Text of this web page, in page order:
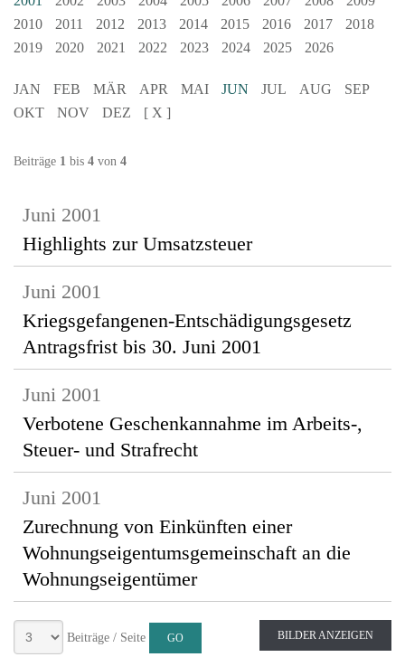
2010
2011 2012 2013 2014 2015 2016 2017
2018
2019
2020 2021 2022 2023 2024 2025 2026
JAN FEB MÄR APR MAI JUN JUL AUG
SEP
OKT
NOV DEZ [ X ]
Beiträge 1 bis 4 von 4
Juni 2001
Highlights zur Umsatzsteuer
Juni 2001
Kriegsgefangenen-Entschädigungsgesetz
Antragsfrist bis 30. Juni 2001
Juni 2001
Verbotene Geschenkannahme im Arbeits-,
Steuer- und Strafrecht
Juni 2001
Zurechnung von Einkünften einer
Wohnungseigentumsgemeinschaft an die
Wohnungseigentümer
Beiträge / Seite BILDER ANZEIGEN